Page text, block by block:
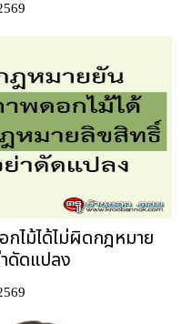
ไม้ได้ไม่ผิดกฎหมาย
ดัดแปลง